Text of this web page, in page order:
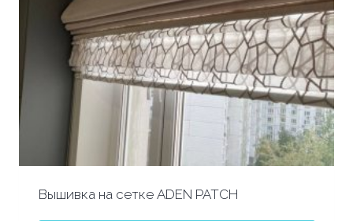
Вышивка на сетке ADEN PATCH